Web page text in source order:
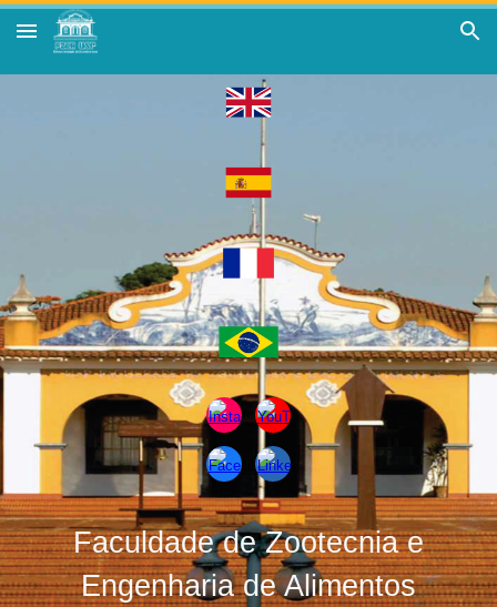
Skip to main content Skip to navigation
Faculdade de Zootecnia e
Engenharia de Alimentos